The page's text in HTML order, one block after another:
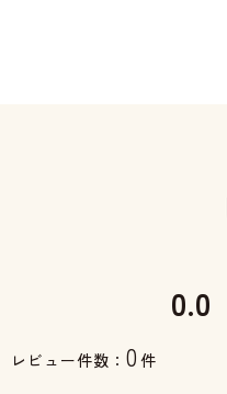
0.0
レビュー件数： 0 件